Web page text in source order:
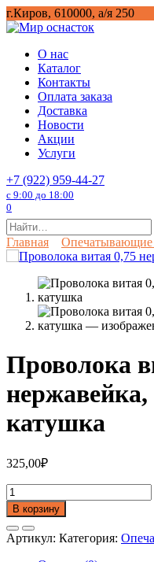
Перейти
к
г.Киров, 610000, а/я 250
О нас
Каталог
Контакты
Оплата заказа
Доставка
Новости
Акции
Услуги
+7 (922) 959-44-27
с 9:00 до 18:00
0
Search
for:
Главная Опечатывающие
Проволока
нержавейка,
катушка
325,00₽
Количество
товара
Проволока
витая
0,75
В корзину
Артикул: Категория: